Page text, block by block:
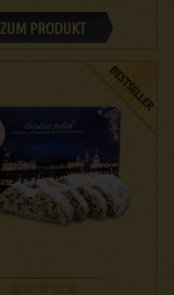
ZUM PRODUKT